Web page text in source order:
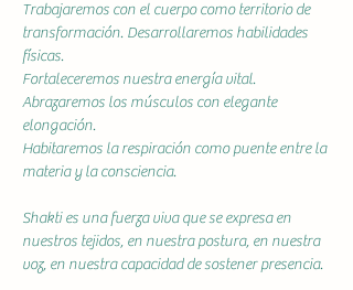
Trabajaremos con el cuerpo como territorio de
transformación. Desarrollaremos habilidades
físicas.
Fortaleceremos nuestra energía vital.
Abrazaremos los músculos con elegante
elongación.
Habitaremos la respiración como puente entre la
materia y la consciencia.
Shakti es una fuerza viva que se expresa en
nuestros tejidos, en nuestra postura, en nuestra
voz, en nuestra capacidad de sostener presencia.